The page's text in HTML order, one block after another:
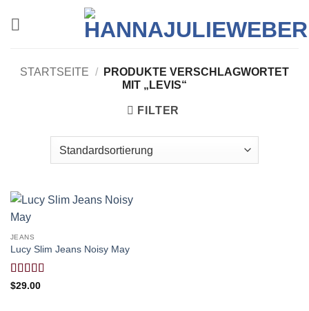
STARTSEITE /
PRODUKTE VERSCHLAGWORTET
MIT „LEVIS“
FILTER
JEANS
Lucy Slim Jeans Noisy May
Bewertet
$29.00